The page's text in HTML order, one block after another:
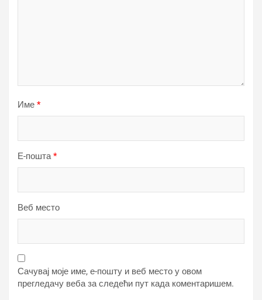
Име *
Е-пошта*
Веб место
Сачувај моје име, е-пошту и веб место у овом
прегледачу веба за следећи пут када коментаришем.